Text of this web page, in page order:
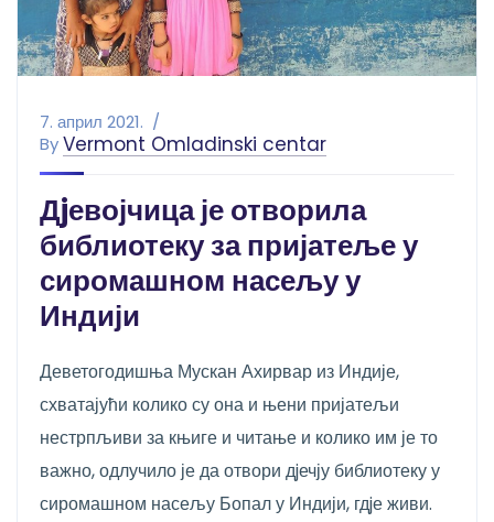
7. април 2021.
ByVermont Omladinski centar
Дjевојчица је отворила
библиотеку за пријатеље у
сиромашном насељу у
Индији
Деветогодишња Мускан Ахирвар из Индије,
схватајући колико су она и њени пријатељи
нестрпљиви за књиге и читање и колико им је то
важно, одлучило је да отвори дjечју библиотеку у
сиромашном насељу Бопал у Индији, гдjе живи.